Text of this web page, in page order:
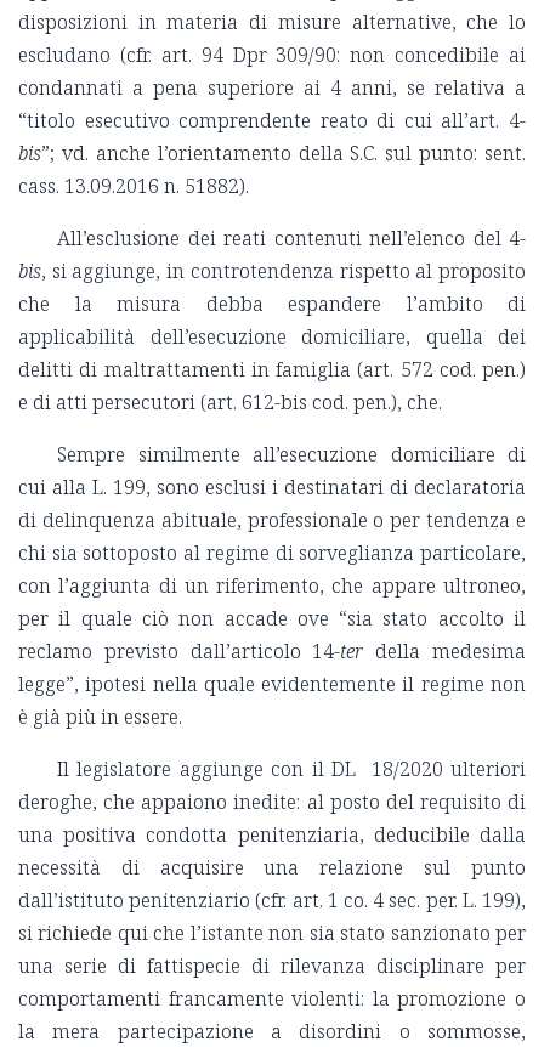
disposizioni in materia di misure alternative, che lo
escludano (cfr. art. 94 Dpr 309/90: non concedibile ai
condannati a pena superiore ai 4 anni, se relativa a
“titolo esecutivo comprendente reato di cui all’art. 4-
bis”; vd. anche l’orientamento della S.C. sul punto: sent.
cass. 13.09.2016 n. 51882).
All’esclusione dei reati contenuti nell’elenco del 4-
bis, si aggiunge, in controtendenza rispetto al proposito
che la misura debba espandere l’ambito di
applicabilità dell’esecuzione domiciliare, quella dei
delitti di maltrattamenti in famiglia (art. 572 cod. pen.)
e di atti persecutori (art. 612-bis cod. pen.), che.
Sempre similmente all’esecuzione domiciliare di
cui alla L. 199, sono esclusi i destinatari di declaratoria
di delinquenza abituale, professionale o per tendenza e
chi sia sottoposto al regime di sorveglianza particolare,
con l’aggiunta di un riferimento, che appare ultroneo,
per il quale ciò non accade ove “sia stato accolto il
reclamo previsto dall’articolo 14-ter della medesima
legge”, ipotesi nella quale evidentemente il regime non
è già più in essere.
Il legislatore aggiunge con il DL 18/2020 ulteriori
deroghe, che appaiono inedite: al posto del requisito di
una positiva condotta penitenziaria, deducibile dalla
necessità di acquisire una relazione sul punto
dall’istituto penitenziario (cfr. art. 1 co. 4 sec. per. L. 199),
si richiede qui che l’istante non sia stato sanzionato per
una serie di fattispecie di rilevanza disciplinare per
comportamenti francamente violenti: la promozione o
la mera partecipazione a disordini o sommosse,